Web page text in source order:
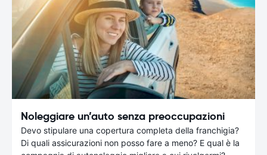
Noleggiare un’auto senza preoccupazioni
Devo stipulare una copertura completa della franchigia?
Di quali assicurazioni non posso fare a meno? E qual è la